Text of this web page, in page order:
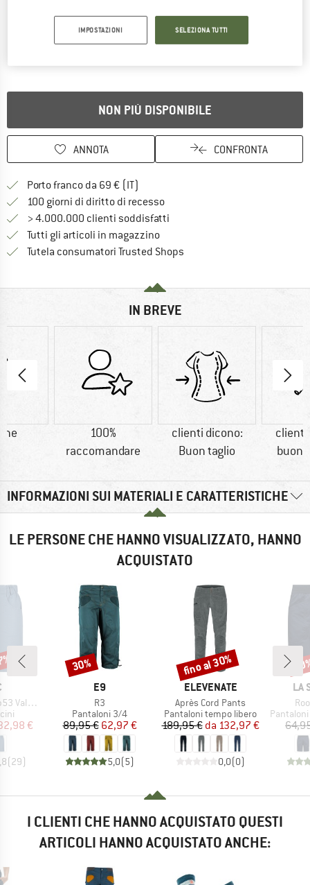
NON PIÙ DISPONIBILE
ANNOTA CONFRONTA
Porto franco da 69 € (IT)
100 giorni di diritto di recessoVai alla politica di recesso qui
> 4.000.000 clienti soddisfatti
Tutti gli articoli in magazzino
Tutela consumatori Trusted Shops
IN BREVE
100%
raccomandare
clienti dicono:
Buon taglio
clienti
buoni
INFORMAZIONI SUI MATERIALI E CARATTERISTICHE
LE PERSONE CHE HANNO VISUALIZZATO, HANNO
ACQUISTATO
Shorts
prodotti
ridotto
€
(29)
MARCHIO
E9
Articolo
R3
Gruppo di prodotti
Pantaloni 3/4
Prezzo
89,95 €Prezzo ridotto
62,97 €
5,0(5)
Sconto
30%
MARCHIO
ELEVENATE
Articolo
Après Cord Pants
Gruppo di prodotti
Pantaloni tempo libero
Prezzo
189,95 € Prezzo ridotto
da 132,97 €
0,0(0)
Sconto
fino al 30%
LA
Gruppo
I CLIENTI CHE HANNO ACQUISTATO QUESTI
ARTICOLI HANNO ACQUISTATO ANCHE:
IMPOSTAZIONI SELEZIONA TUTTI